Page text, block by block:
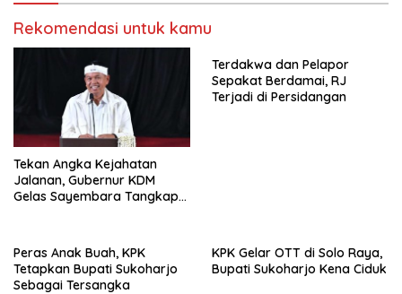
Rekomendasi untuk kamu
Tekan Angka Kejahatan
Jalanan, Gubernur KDM
Gelas Sayembara Tangkap
Terdakwa dan Pelapor
Sepakat Berdamai, RJ
Terjadi di Persidangan
Peras Anak Buah, KPK
Tetapkan Bupati Sukoharjo
Sebagai Tersangka
KPK Gelar OTT di Solo Raya,
Bupati Sukoharjo Kena Ciduk